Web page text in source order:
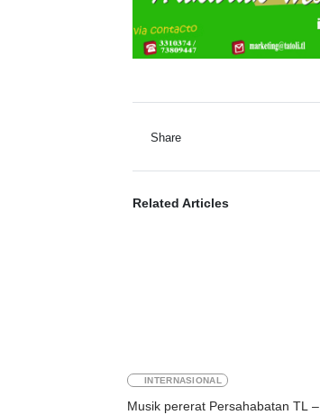
Share
Related Articles
INTERNASIONAL
Musik pererat Persahabatan TL –